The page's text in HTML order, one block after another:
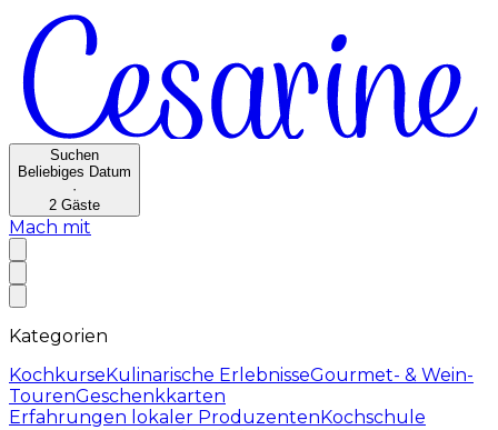
Suchen
Beliebiges Datum
·
2 Gäste
Mach mit
Kategorien
KochkurseKulinarische ErlebnisseGourmet- & Wein-
TourenGeschenkkarten
Erfahrungen lokaler ProduzentenKochschule